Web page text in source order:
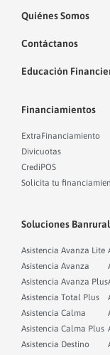
Quiénes Somos
Contáctanos
Educación
Financiamientos
ExtraFinanciamiento
Divicuotas
CrediPOS
Solicita tu
Soluciones Banrural
Asistencia Avanza Lite
Asistencia Avanza
Asistencia Avanza Plus
Asistencia Total Plus
Asistencia Calma
Asistencia Calma Plus
Asistencia Destino